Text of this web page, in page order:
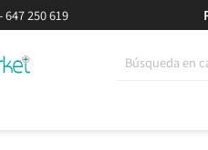
-647 250 619